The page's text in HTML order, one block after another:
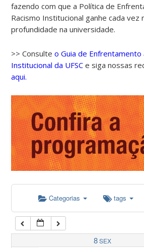
fazendo com que a Política de
Racismo Institucional ganhe cada vez
profundidade na universidade.
>> Consulteo Guia de Enfrentamento
Institucional da UFSC e siga nossas
aqui.
Categorias tags
8SEX